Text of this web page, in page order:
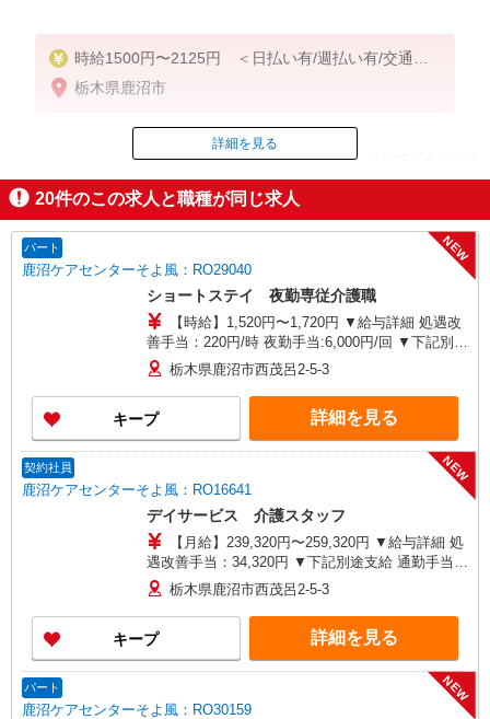
時給1500円〜2125円 ＜日払い有/週払い有/交通費
全支給(ガソリン代含む)＞
栃木県鹿沼市
ID：AE0527642123
掲載期間終了
詳細を見る
20件のこの求人と職種が同じ求人
パート
鹿沼ケアセンターそよ風：RO29040
NEW
ショートステイ 夜勤専従介護職
【時給】1,520円〜1,720円 ▼給与詳細 処遇改
善手当：220円/時 夜勤手当:6,000円/回 ▼下記別途
支給 通勤手当 年末年始手当：380円/時 昇給あ
り：年1回（4月） 寸志あり：年2回（6月・12月）
※業績による ※処遇改善手当は試用期間中(3ヶ月)
は支給なし
栃木県鹿沼市西茂呂2-5-3
キープ 詳細を見る
契約社員
鹿沼ケアセンターそよ風：RO16641
NEW
デイサービス 介護スタッフ
【月給】239,320円〜259,320円 ▼給与詳細 処
遇改善手当：34,320円 ▼下記別途支給 通勤手当
年末年始手当：380円/時 寸志あり：年2回（6月・
12月） ※業績による 特別報酬：平均33.8万円（最
高額130万円） ※2025年6月支給実績 ※処遇改善
手当は試用期間中(3ヶ月)は支給なし
栃木県鹿沼市西茂呂2-5-3
キープ 詳細を見る
パート
鹿沼ケアセンターそよ風：RO30159
NEW